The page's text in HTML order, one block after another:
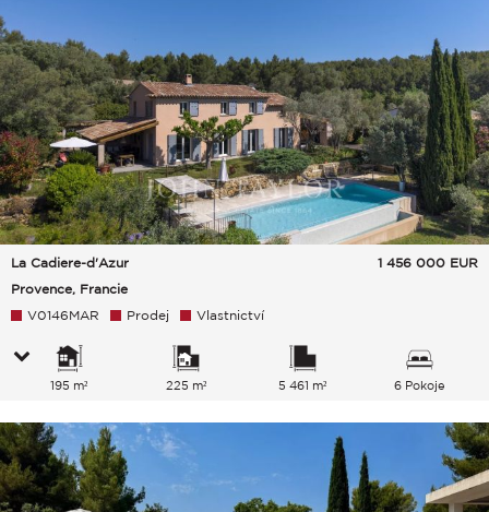
La Cadiere-d'Azur
Provence, Francie
1 456 000 EUR
V0146MAR Prodej Vlastnictví
195 m² 225 m² 5 461 m² 6 Pokoje